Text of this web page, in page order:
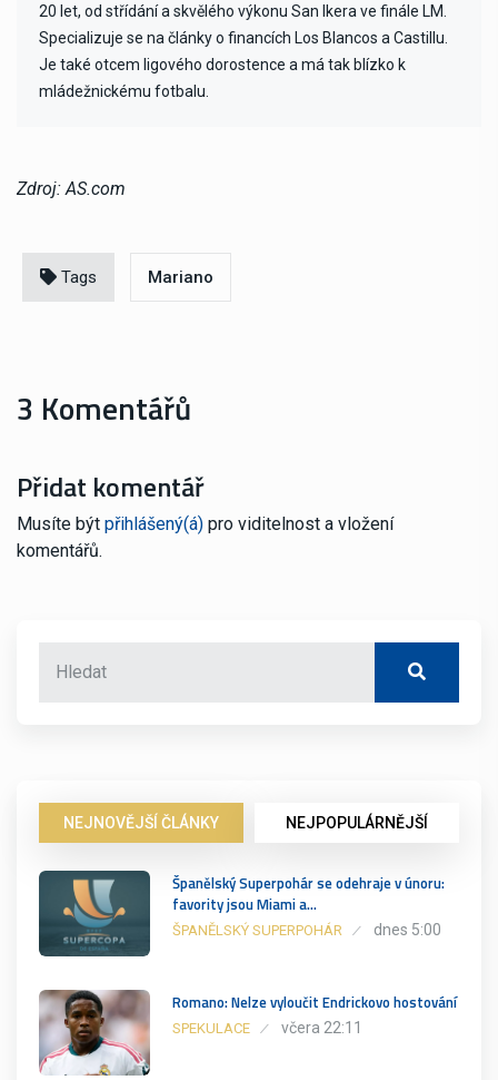
20 let, od střídání a skvělého výkonu San Ikera ve finále LM.
Specializuje se na články o financích Los Blancos a Castillu.
Je také otcem ligového dorostence a má tak blízko k
mládežnickému fotbalu.
Zdroj: AS.com
Tags Mariano
3 Komentářů
Přidat komentář
Musíte být přihlášený(á) pro viditelnost a vložení
komentářů.
NEJNOVĚJŠÍ ČLÁNKY NEJPOPULÁRNĚJŠÍ
Španělský Superpohár se odehraje v únoru:
favority jsou Miami a…
ŠPANĚLSKÝ SUPERPOHÁR dnes 5:00
Romano: Nelze vyloučit Endrickovo hostování
SPEKULACE včera 22:11